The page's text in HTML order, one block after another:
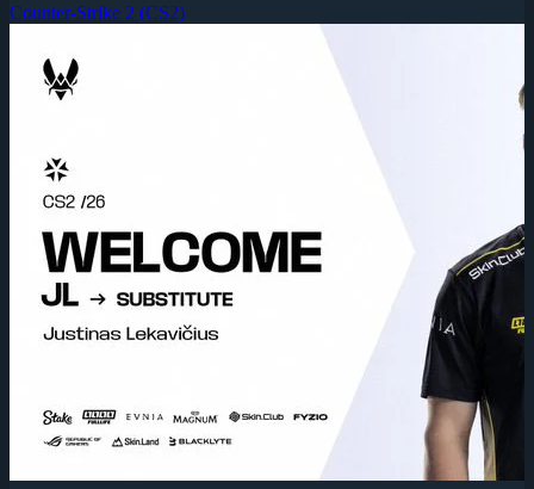
Counter-Strike 2 (CS2)